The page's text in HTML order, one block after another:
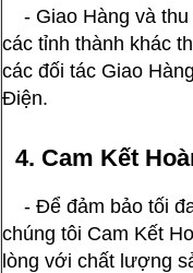
- Giao Hàng và thu
các tỉnh thành khác
các đối tác Giao
Điện.
4. Cam Kết
- Để đảm bảo tối
chúng tôi Cam Kết
lòng với chất lượng